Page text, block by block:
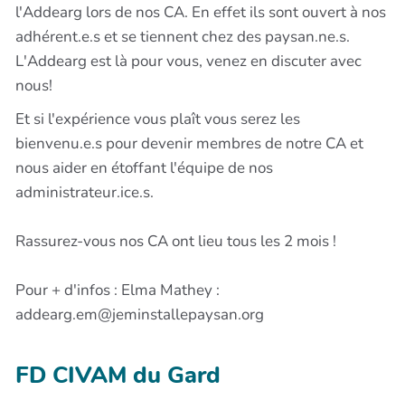
l'Addearg lors de nos CA. En effet ils sont ouvert à nos
adhérent.e.s et se tiennent chez des paysan.ne.s.
L'Addearg est là pour vous, venez en discuter avec
nous!
Et si l'expérience vous plaît vous serez les
bienvenu.e.s pour devenir membres de notre CA et
nous aider en étoffant l'équipe de nos
administrateur.ice.s.
Rassurez-vous nos CA ont lieu tous les 2 mois !
Pour + d'infos : Elma Mathey :
addearg.em@jeminstallepaysan.org
FD CIVAM du Gard